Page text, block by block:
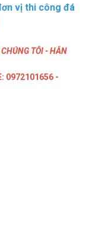
vị thi công đá
TÔI - HÂN
0972101656 -